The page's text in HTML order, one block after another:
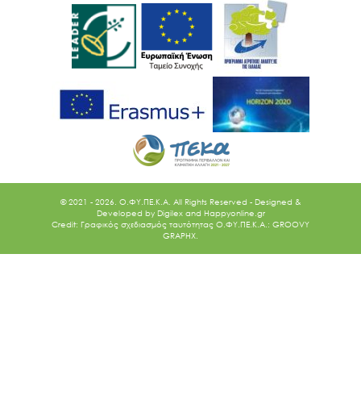
© 2021 - 2026. O.ΦΥ.ΠΕ.Κ.Α. All Rights Reserved - Designed &
Developed by Digilex and Happyonline.gr
Credit: Γραφικός σχεδιασμός ταυτότητας Ο.ΦΥ.ΠΕ.Κ.Α.: GROOVY
GRAPHX.